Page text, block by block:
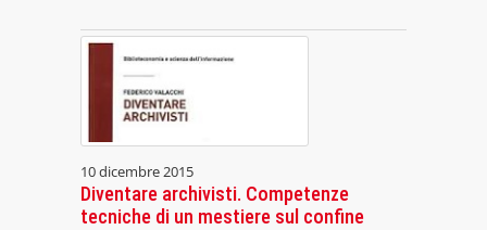
10 dicembre 2015
Diventare archivisti. Competenze
tecniche di un mestiere sul confine